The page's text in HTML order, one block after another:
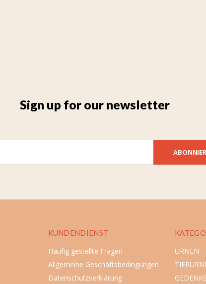
Sign up for our newsletter
KUNDENDIENST
Häufig gestellte Fragen
Allgemeine Geschäftsbedingungen
Datenschutzverklärung
URNEN